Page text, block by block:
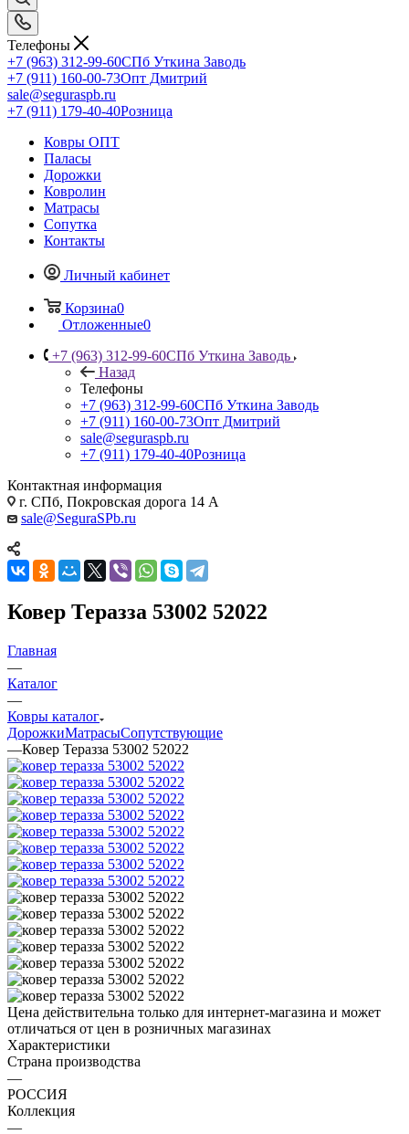
Телефоны
+7 (963) 312-99-60СПб Уткина Заводь
+7 (911) 160-00-73Опт Дмитрий
sale@seguraspb.ru
+7 (911) 179-40-40Розница
Ковры ОПТ
Паласы
Дорожки
Ковролин
Матрасы
Сопутка
Контакты
Личный кабинет
Корзина0
Отложенные0
+7 (963) 312-99-60СПб Уткина Заводь
Назад
Телефоны
+7 (963) 312-99-60СПб Уткина Заводь
+7 (911) 160-00-73Опт Дмитрий
sale@seguraspb.ru
+7 (911) 179-40-40Розница
Контактная информация
г. СПб, Покровская дорога 14 А
sale@SeguraSPb.ru
Ковер Теразза 53002 52022
Главная
—
Каталог
—
Ковры каталог
ДорожкиМатрасыСопутствующие
—Ковер Теразза 53002 52022
Цена действительна только для интернет-магазина и может
отличаться от цен в розничных магазинах
Характеристики
Страна производства
—
РОССИЯ
Коллекция
—